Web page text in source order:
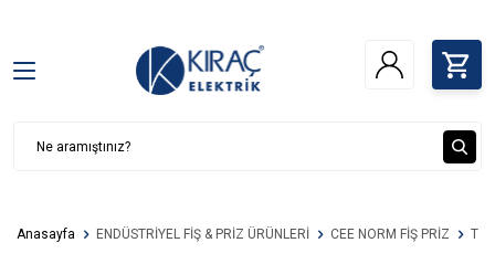
Anasayfa ENDÜSTRİYEL FİŞ & PRİZ ÜRÜNLERİ CEE NORM FİŞ PRİZ